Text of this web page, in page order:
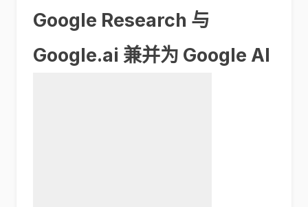
Google Research 与
Google.ai 兼并为 Google AI